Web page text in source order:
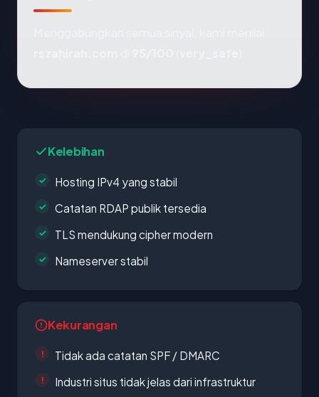
Kelebihan
Hosting IPv4 yang stabil
Catatan RDAP publik tersedia
TLS mendukung cipher modern
Nameserver stabil
Kekurangan
Tidak ada catatan SPF / DMARC
Industri situs tidak jelas dari infrastruktur